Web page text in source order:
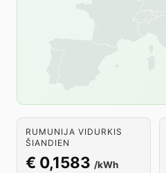
RUMUNIJA VIDURKIS
ŠIANDIEN
€ 0,1583 /kWh